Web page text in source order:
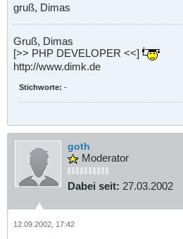
gruß, Dimas
Gruß, Dimas
[>> PHP DEVELOPER <<]
http://www.dimk.de
Stichworte: -
goth
Moderator
Dabei seit: 27.03.2002
12.09.2002, 17:42